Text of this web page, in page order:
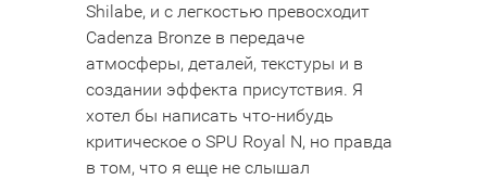
Shilabe, и с легкостью превосходит
Cadenza Bronze в передаче
атмосферы, деталей, текстуры и в
создании эффекта присутствия. Я
хотел бы написать что-нибудь
критическое о SPU Royal N, но правда
в том, что я еще не слышал